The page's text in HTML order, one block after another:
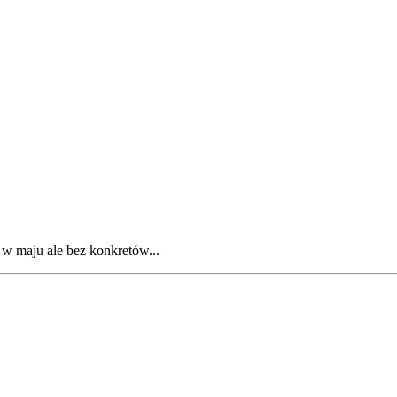
maju ale bez konkretów...